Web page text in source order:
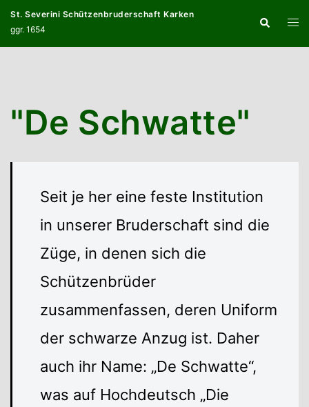
springen
St. Severini Schützenbruderschaft Karken
ggr. 1654
Suche
Menü
"De Schwatte"
Seit je her eine feste Institution
in unserer Bruderschaft sind die
Züge, in denen sich die
Schützenbrüder
zusammenfassen, deren Uniform
der schwarze Anzug ist. Daher
auch ihr Name: „De Schwatte“,
was auf Hochdeutsch „Die